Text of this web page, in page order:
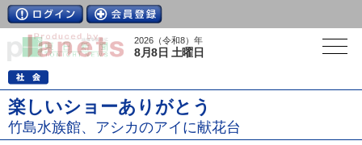
2026（令和8）年
8月8日 土曜日
楽しいショーありがとう
竹島水族館、アシカのアイに献花台